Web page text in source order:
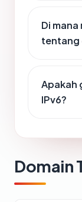
Di
tentang
Apakah
IPv6?
Domain